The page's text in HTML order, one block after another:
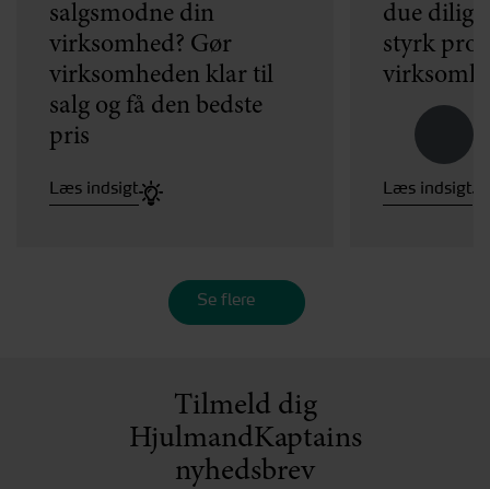
salgsmodne din
virksomhed? Gør
virksomheden klar til
salg og få den bedste
pris
Læs indsigt
due
styrk
Læs indsigt
Se flere
Tilmeld dig
HjulmandKaptains
nyhedsbrev